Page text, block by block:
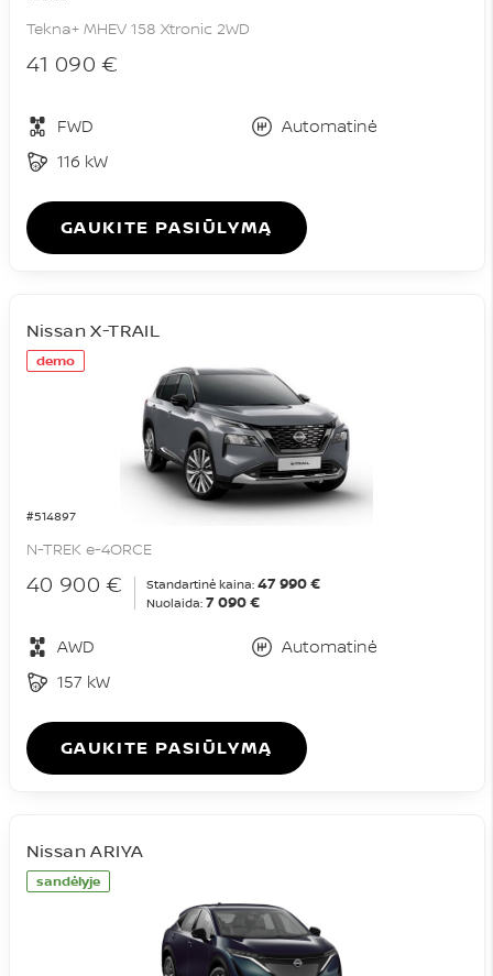
Tekna+ MHEV 158 Xtronic 2WD
41 090 €
FWD
Automatinė
116 kW
GAUKITE PASIŪLYMĄ
demo
#514897
Nissan X-TRAIL
N-TREK e-4ORCE
40 900 € Standartinė kaina: 47 990 €
Nuolaida: 7 090 €
AWD
Automatinė
157 kW
GAUKITE PASIŪLYMĄ
sandėlyje
Nissan ARIYA